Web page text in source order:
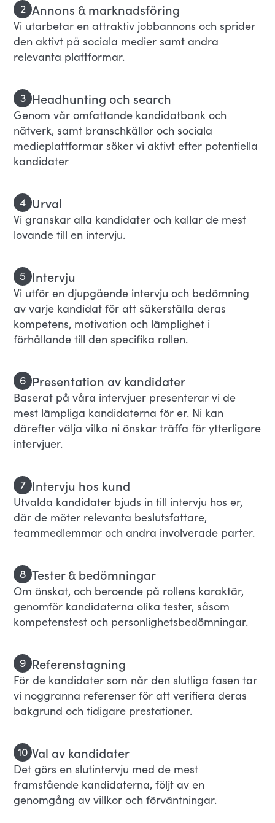
7 Intervju hos kund
Utvalda kandidater bjuds in till intervju hos er,
där de möter relevanta beslutsfattare,
teammedlemmar och andra involverade parter.
2 Annons & marknadsföring
Vi utarbetar en attraktiv jobbannons och sprider
den aktivt på sociala medier samt andra
relevanta plattformar.
8 Tester & bedömningar
Om önskat, och beroende på rollens karaktär,
genomför kandidaterna olika tester, såsom
kompetenstest och personlighetsbedömningar.
3 Headhunting och search
Genom vår omfattande kandidatbank och
nätverk, samt branschkällor och sociala
medieplattformar söker vi aktivt efter potentiella
kandidater
9 Referenstagning
För de kandidater som når den slutliga fasen tar
vi noggranna referenser för att verifiera deras
bakgrund och tidigare prestationer.
4 Urval
Vi granskar alla kandidater och kallar de mest
lovande till en intervju.
10 Val av kandidater
Det görs en slutintervju med de mest
framstående kandidaterna, följt av en
genomgång av villkor och förväntningar.
5 Intervju
Vi utför en djupgående intervju och bedömning
av varje kandidat för att säkerställa deras
kompetens, motivation och lämplighet i
förhållande till den specifika rollen.
6 Presentation av kandidater
Baserat på våra intervjuer presenterar vi de
mest lämpliga kandidaterna för er. Ni kan
därefter välja vilka ni önskar träffa för ytterligare
intervjuer.